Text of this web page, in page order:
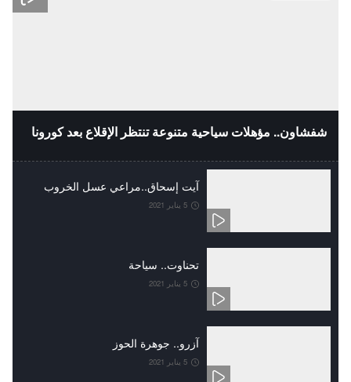
شفشاون.. مؤهلات سياحية متنوعة تنتظر الإقلاع بعد كورونا
آيت إسحاق..مراعي عسل الخروب
5 يناير 2021
تحناوت.. سياحة
5 يناير 2021
آزرو.. جوهرة الحوز
5 يناير 2021